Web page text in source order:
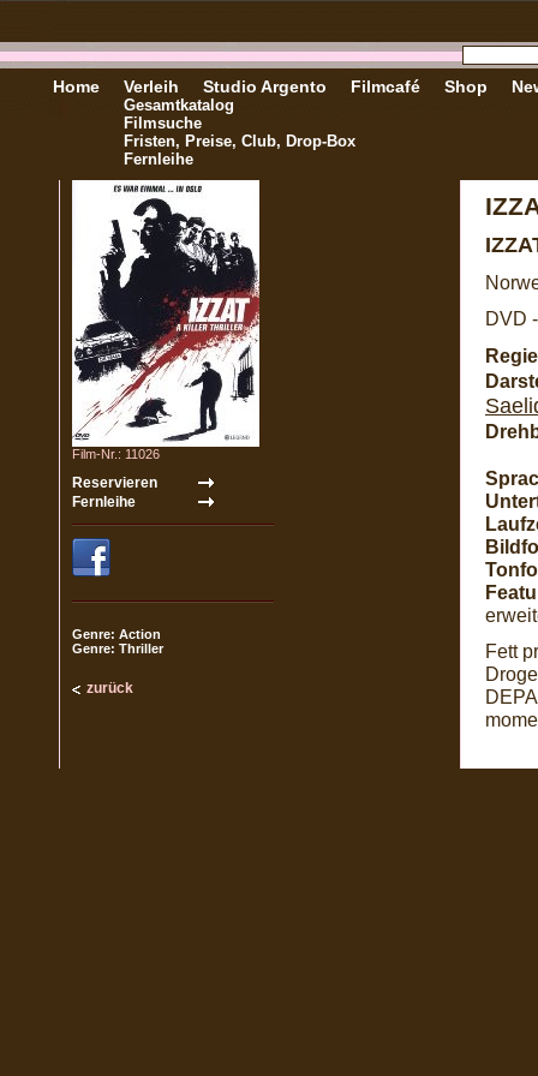
Home Verleih
Gesamtkatalog
Filmsuche
Fristen, Preise, Club, Drop-Box
Fernleihe
Studio Argento Filmcafé Shop
Film-Nr.: 11026
Genre: Action
Genre: Thriller
zurück
DVD
Fett